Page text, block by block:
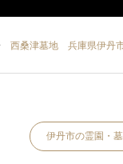
西桑津墓地 兵庫県伊丹
伊丹市の霊園・